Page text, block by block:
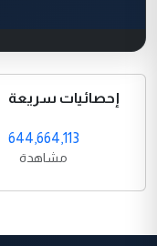
إحصائيات سريعة
644,664,113
مشاهدة